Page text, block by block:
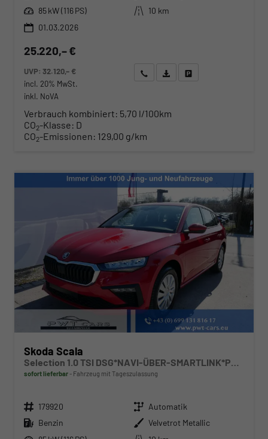
Leistung 85 kW (116 PS) Kilometerstand
10 km
01.03.2026
25.220,– €
UVP:32.120,– €
incl. 20% MwSt.
inkl. NoVA
Wir rufen Sie anAngebot drucken (PDF)
Verbrauch kombiniert: 5,70 l/100km
CO2-Klasse: D
CO2-Emissionen: 129,00 g/km
Skoda Scala
Selection 1.0 TSI DSG*NAVI-ÜBER-SMARTLINK*PDC-HI*LED*TEMPOMAT*SHZ*DAB*KLIMA
sofort lieferbar Fahrzeug mit Tageszulassung
Fahrzeugnr. 179920 Getriebe Automatik
Kraftstoff Benzin Außenfarbe Velvetrot Metallic